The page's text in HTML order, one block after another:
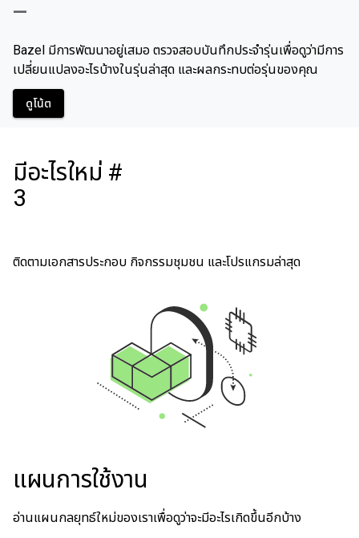
—
Bazel มีการพัฒนาอยู่เสมอ ตรวจสอบบันทึกประจํารุ่นเพื่อดูว่ามีการ
เปลี่ยนแปลงอะไรบ้างในรุ่นล่าสุด และผลกระทบต่อรุ่นของคุณ
ดูโน้ต
มีอะไรใหม่ #
3
ติดตามเอกสารประกอบ กิจกรรมชุมชน และโปรแกรมล่าสุด
แผนการใช้งาน
อ่านแผนกลยุทธ์ใหม่ของเราเพื่อดูว่าจะมีอะไรเกิดขึ้นอีกบ้าง